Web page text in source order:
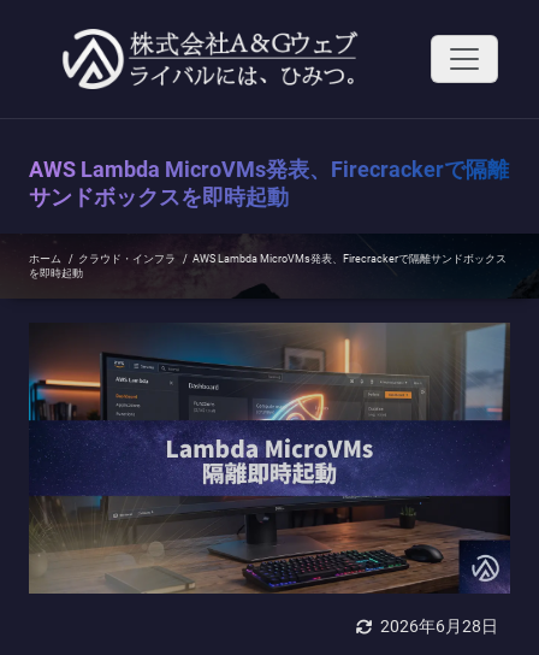
へ
AWS Lambda MicroVMs発表、Firecrackerで隔離
サンドボックスを即時起動
ホーム / クラウド・インフラ / AWS Lambda MicroVMs発表、Firecrackerで隔離サンドボックス
を即時起動
2026年6月28日